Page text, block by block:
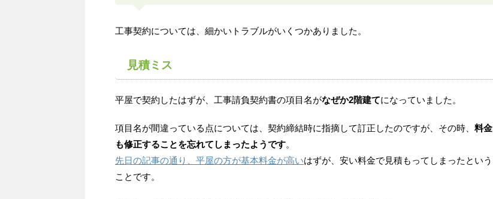
工事契約については、細かいトラブルがいくつかありました。
見積ミス
平屋で契約したはずが、工事請負契約書の項目名がなぜか2階建てになっていました。
項目名が間違っている点については、契約締結時に指摘して訂正したのですが、その時、 料金
も修正することを忘れてしまったようです。
先日の記事の通り、平屋の方が基本料金が高いはずが、安い料金で見積もってしまったという
ことです。